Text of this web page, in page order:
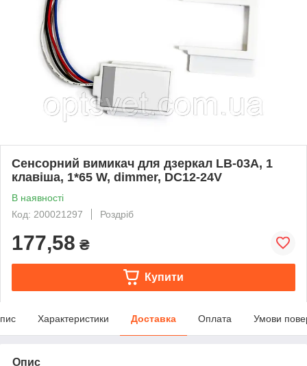
Сенсорний вимикач для дзеркал LB-03A, 1
клавіша, 1*65 W, dimmer, DC12-24V
В наявності
Код: 200021297
Роздріб
177,58 ₴
Купити
Характеристики Доставка Оплата Умови
Опис